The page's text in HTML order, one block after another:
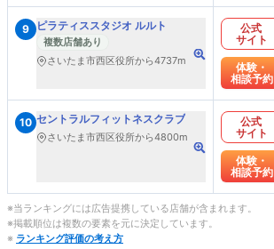
9 ピラティススタジオ ルルト
複数店舗あり
さいたま市西区役所から4737m
公式
サイト
体験・
相談予約
10 セントラルフィットネスクラブ
さいたま市西区役所から4800m
公式
サイト
体験・
相談予約
※当ランキングには広告提携している店舗が含まれます。
※掲載順位は複数の要素を元に決定しています。
※ ランキング評価の考え方